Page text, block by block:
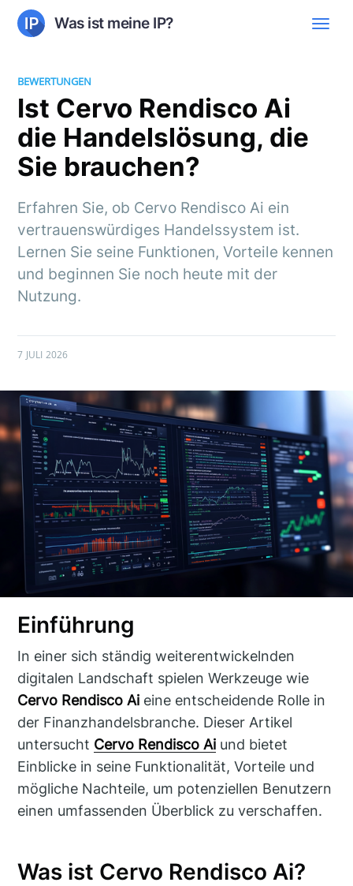
Was ist meine IP?
BEWERTUNGEN
Ist Cervo Rendisco Ai
die Handelslösung, die
Sie brauchen?
Erfahren Sie, ob Cervo Rendisco Ai ein
vertrauenswürdiges Handelssystem ist.
Lernen Sie seine Funktionen, Vorteile kennen
und beginnen Sie noch heute mit der
Nutzung.
7 JULI 2026
Einführung
In einer sich ständig weiterentwickelnden
digitalen Landschaft spielen Werkzeuge wie
Cervo Rendisco Ai eine entscheidende Rolle in
der Finanzhandelsbranche. Dieser Artikel
untersucht Cervo Rendisco Ai und bietet
Einblicke in seine Funktionalität, Vorteile und
mögliche Nachteile, um potenziellen Benutzern
einen umfassenden Überblick zu verschaffen.
Was ist Cervo Rendisco Ai?